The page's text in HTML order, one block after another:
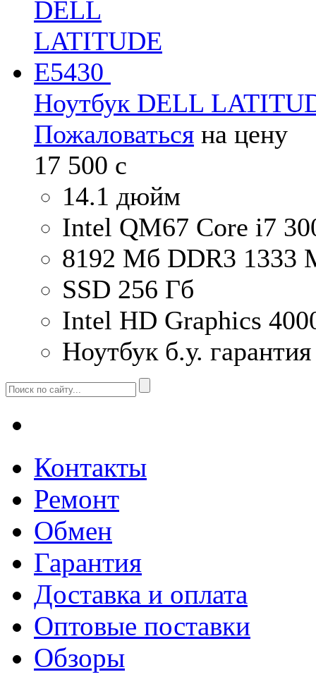
Ноутбук DELL
Пожаловаться на цену
17 500 c
14.1 дюйм
Intel QM67 Core i7
8192 Мб DDR3 1333
SSD 256 Гб
Intel HD Graphics
Ноутбук б.у.
Контакты
Ремонт
Обмен
Гарантия
Доставка и оплата
Оптовые поставки
Обзоры